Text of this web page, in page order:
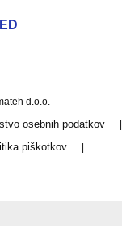
d.o.o.
osebnih podatkov
piškotkov